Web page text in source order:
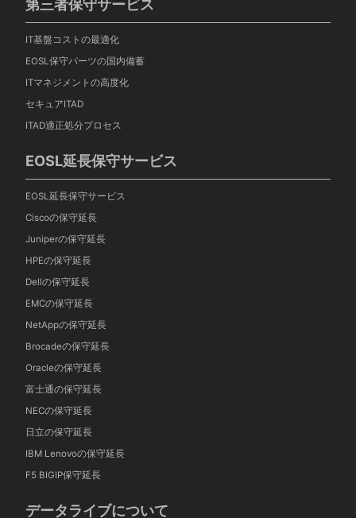
第三者保守サービス
IT基盤コストの最適化
EOSL保守パーツの国内備蓄
ITマネジメントの高度化
セキュアITAD
ITAD適正処分プロセス
EOSL延長保守サービス
EOSL延長保守サービス
Ciscoの保守延長
Juniperの保守延長
HPEの保守延長
Dellの保守延長
EMCの保守延長
NetAppの保守延長
Brocadeの保守延長
Oracleの保守延長
富士通の保守延長
NECの保守延長
日立の保守延長
IBM Lenovoの保守延長
F5 BIGIP保守延長
データライブについて